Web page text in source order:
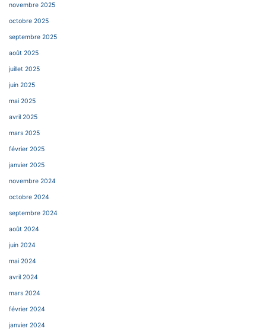
novembre 2025
octobre 2025
septembre 2025
août 2025
juillet 2025
juin 2025
mai 2025
avril 2025
mars 2025
février 2025
janvier 2025
novembre 2024
octobre 2024
septembre 2024
août 2024
juin 2024
mai 2024
avril 2024
mars 2024
février 2024
janvier 2024